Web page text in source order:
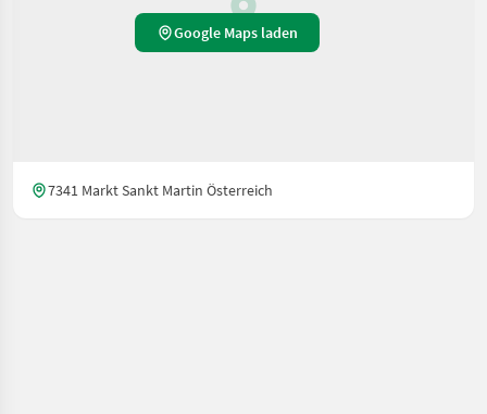
Google Maps laden
7341 Markt Sankt Martin Österreich